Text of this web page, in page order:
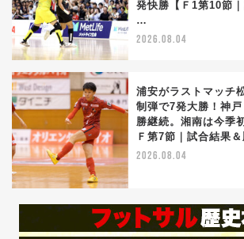
発快勝【Ｆ1第10節
…
2026.08.04
浦安がラストマッチ
制弾で7発大勝！神
勝継続。湘南は今季
Ｆ第7節｜試合結果＆
2026.08.04